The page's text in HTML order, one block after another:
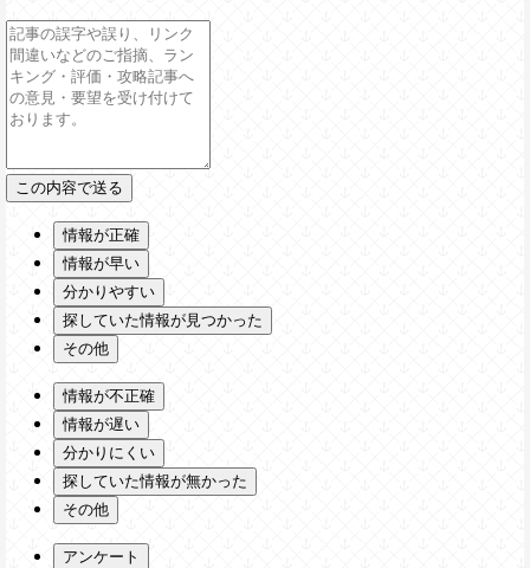
情報が正確
情報が早い
分かりやすい
探していた情報が見つかった
その他
情報が不正確
情報が遅い
分かりにくい
探していた情報が無かった
その他
アンケート